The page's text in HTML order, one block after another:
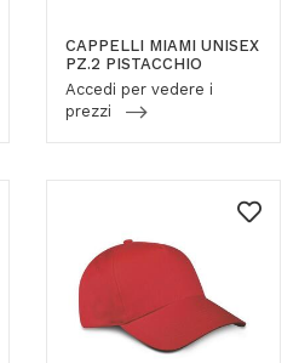
CAPPELLI MIAMI UNISEX
PZ.2 PISTACCHIO
Accedi per vedere i
prezzi